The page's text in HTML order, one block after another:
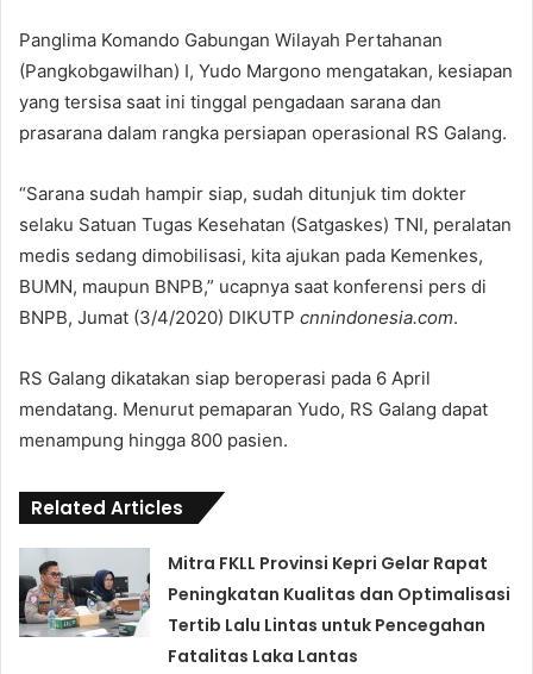
Panglima Komando Gabungan Wilayah Pertahanan
(Pangkobgawilhan) I, Yudo Margono mengatakan, kesiapan
yang tersisa saat ini tinggal pengadaan sarana dan
prasarana dalam rangka persiapan operasional RS Galang.
“Sarana sudah hampir siap, sudah ditunjuk tim dokter
selaku Satuan Tugas Kesehatan (Satgaskes) TNI, peralatan
medis sedang dimobilisasi, kita ajukan pada Kemenkes,
BUMN, maupun BNPB,” ucapnya saat konferensi pers di
BNPB, Jumat (3/4/2020) DIKUTP cnnindonesia.com.
RS Galang dikatakan siap beroperasi pada 6 April
mendatang. Menurut pemaparan Yudo, RS Galang dapat
menampung hingga 800 pasien.
Related Articles
Mitra FKLL Provinsi Kepri Gelar Rapat
Peningkatan Kualitas dan Optimalisasi
Tertib Lalu Lintas untuk Pencegahan
Fatalitas Laka Lantas